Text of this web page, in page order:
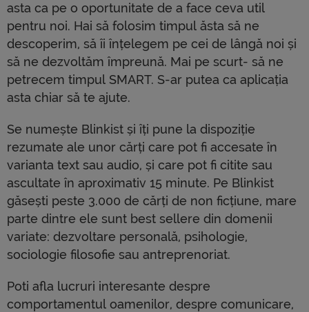
asta ca pe o oportunitate de a face ceva util
pentru noi. Hai să folosim timpul ăsta să ne
descoperim, să îi înțelegem pe cei de lângă noi și
să ne dezvoltăm împreună. Mai pe scurt- să ne
petrecem timpul SMART. S-ar putea ca aplicația
asta chiar să te ajute.
Se numește Blinkist și îți pune la dispoziție
rezumate ale unor cărți care pot fi accesate în
varianta text sau audio, și care pot fi citite sau
ascultate în aproximativ 15 minute. Pe Blinkist
găsești peste 3.000 de cărți de non ficțiune, mare
parte dintre ele sunt best sellere din domenii
variate: dezvoltare personală, psihologie,
sociologie filosofie sau antreprenoriat.
Poti afla lucruri interesante despre
comportamentul oamenilor, despre comunicare,